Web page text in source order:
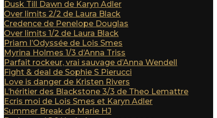
Dusk Till Dawn de Karyn Adler
Over limits 2/2 de Laura Black
Credence de Penelope Douglas
Over limits 1/2 de Laura Black
Priam l’Odyssée de Lois Smes
Myrina Holmes 1/3 d’Anna Triss
Parfait rockeur, vrai sauvage d’Anna Wendell
Fight & deal de Sophie S Pierucci
Love is danger de Kristen Rivers
L’héritier des Blackstone 3/3 de Theo Lemattre
Ecris moi de Lois Smes et Karyn Adler
Summer Break de Marie HJ